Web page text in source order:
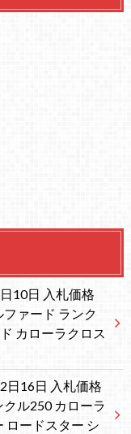
10日 入札価格
ァード ランク
カローラクロス
日16日 入札価格
ル250 カローラ
ロードスター シ